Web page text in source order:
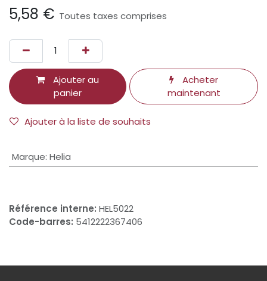
5,58 € Toutes taxes comprises
Ajouter au
panier
Acheter
maintenant
Ajouter à la liste de souhaits
Marque: Helia
Référence interne: HEL5022
Code-barres: 5412222367406